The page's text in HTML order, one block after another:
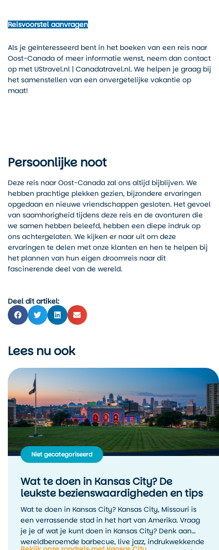
Reisvoorstel aanvragen
Als je geïnteresseerd bent in het boeken van een reis naar
Oost-Canada of meer informatie wenst, neem dan contact
op met UStravel.nl | Canadatravel.nl. We helpen je graag bij
het samenstellen van een onvergetelijke vakantie op
maat!
Persoonlijke noot
Deze reis naar Oost-Canada zal ons altijd bijblijven. We
hebben prachtige plekken gezien, bijzondere ervaringen
opgedaan en nieuwe vriendschappen gesloten. Het gevoel
van saamhorigheid tijdens deze reis en de avonturen die
we samen hebben beleefd, hebben een diepe indruk op
ons achtergelaten. We kijken er naar uit om deze
ervaringen te delen met onze klanten en hen te helpen bij
het plannen van hun eigen droomreis naar dit
fascinerende deel van de wereld.
Deel dit artikel:
Lees nu ook
Niet gecategoriseerd
Wat te doen in Kansas City? De
leukste bezienswaardigheden en tips
Wat te doen in Kansas City? Kansas City, Missouri is
een verrassende stad in het hart van Amerika. Vraag
je je af wat je kunt doen in Kansas City? Denk aan
wereldberoemde barbecue, live jazz, indrukwekkende